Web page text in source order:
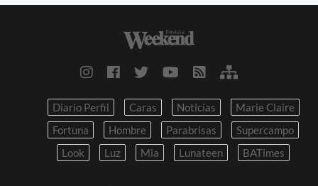
Diario Perfil Caras Noticias
Marie Claire
Fortuna
Hombre Parabrisas
Supercampo
Look
Luz Mia Lunateen BATimes